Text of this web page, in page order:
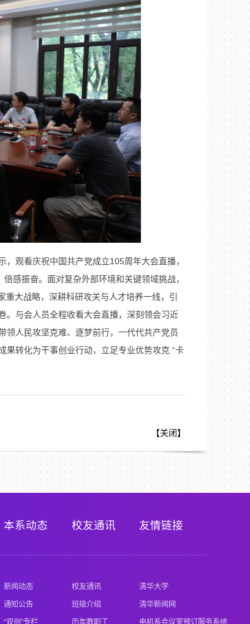
观看庆祝中国共产党成立105周年大会直播，
感振奋。面对复杂外部环境和关键领域挑战，
大战略，深耕科研攻关与人才培养一线，引
。与会人员全程收看大会直播，深刻领会习近
领人民攻坚克难、逐梦前行，一代代共产党员
果转化为干事创业行动，立足专业优势攻克 “卡
【关闭】
本系动态
新闻动态
通知公告
校友通讯
校友通讯
班级介绍
友情链接
清华大学
清华新闻网